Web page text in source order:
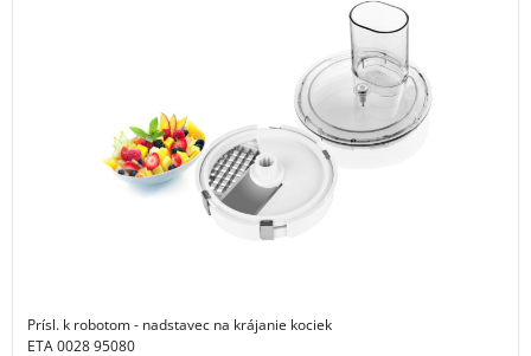
Prísl. k robotom - nadstavec na krájanie kociek
ETA 0028 95080